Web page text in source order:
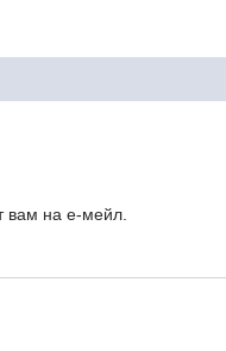
вам на е-мейл.